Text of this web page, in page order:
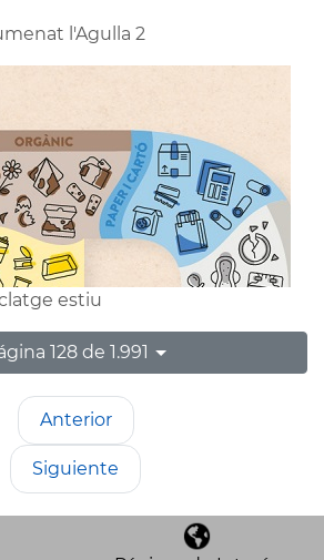
l'Agulla 2
estiu
128 de 1.991
Anterior
Siguiente